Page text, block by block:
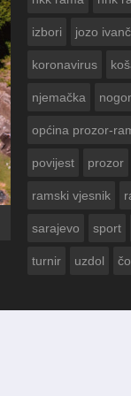
ČESTITKA RAMSKOG
USKRS 2023. GODINE
izbori jozo
koronavirus
njemačka
općina prozor-
povijest prozor
ramski vjesnik
sarajevo sport
turnir uzdol